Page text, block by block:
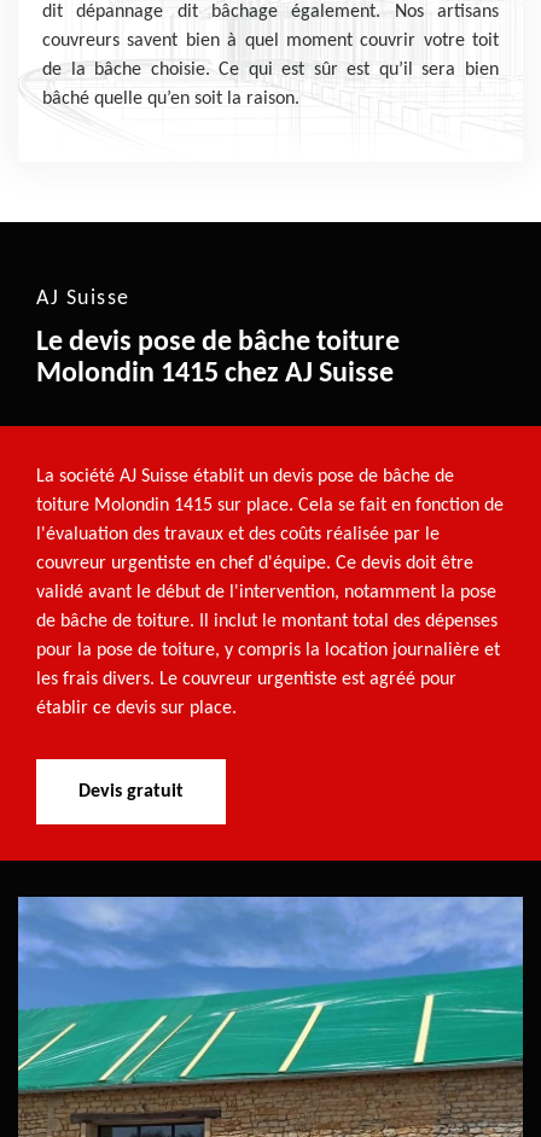
dit dépannage dit bâchage également. Nos artisans
couvreurs savent bien à quel moment couvrir votre toit
de la bâche choisie. Ce qui est sûr est qu’il sera bien
bâché quelle qu’en soit la raison.
AJ Suisse
Le devis pose de bâche toiture
Molondin 1415 chez AJ Suisse
La société AJ Suisse établit un devis pose de bâche de
toiture Molondin 1415 sur place. Cela se fait en fonction de
l'évaluation des travaux et des coûts réalisée par le
couvreur urgentiste en chef d'équipe. Ce devis doit être
validé avant le début de l'intervention, notamment la pose
de bâche de toiture. Il inclut le montant total des dépenses
pour la pose de toiture, y compris la location journalière et
les frais divers. Le couvreur urgentiste est agréé pour
établir ce devis sur place.
Devis gratuit